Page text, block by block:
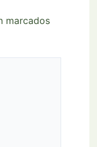
marcados